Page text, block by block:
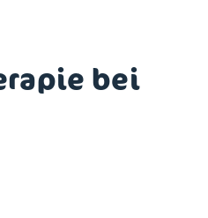
bei